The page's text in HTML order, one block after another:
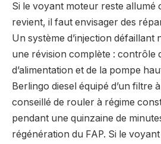
Si le voyant moteur reste allumé
revient, il faut envisager des
Un système d’injection défaillant
une révision complète : contrôle
d’alimentation et de la pompe
Berlingo diesel équipé d’un filtre
conseillé de rouler à régime
pendant une quinzaine de
régénération du FAP. Si le